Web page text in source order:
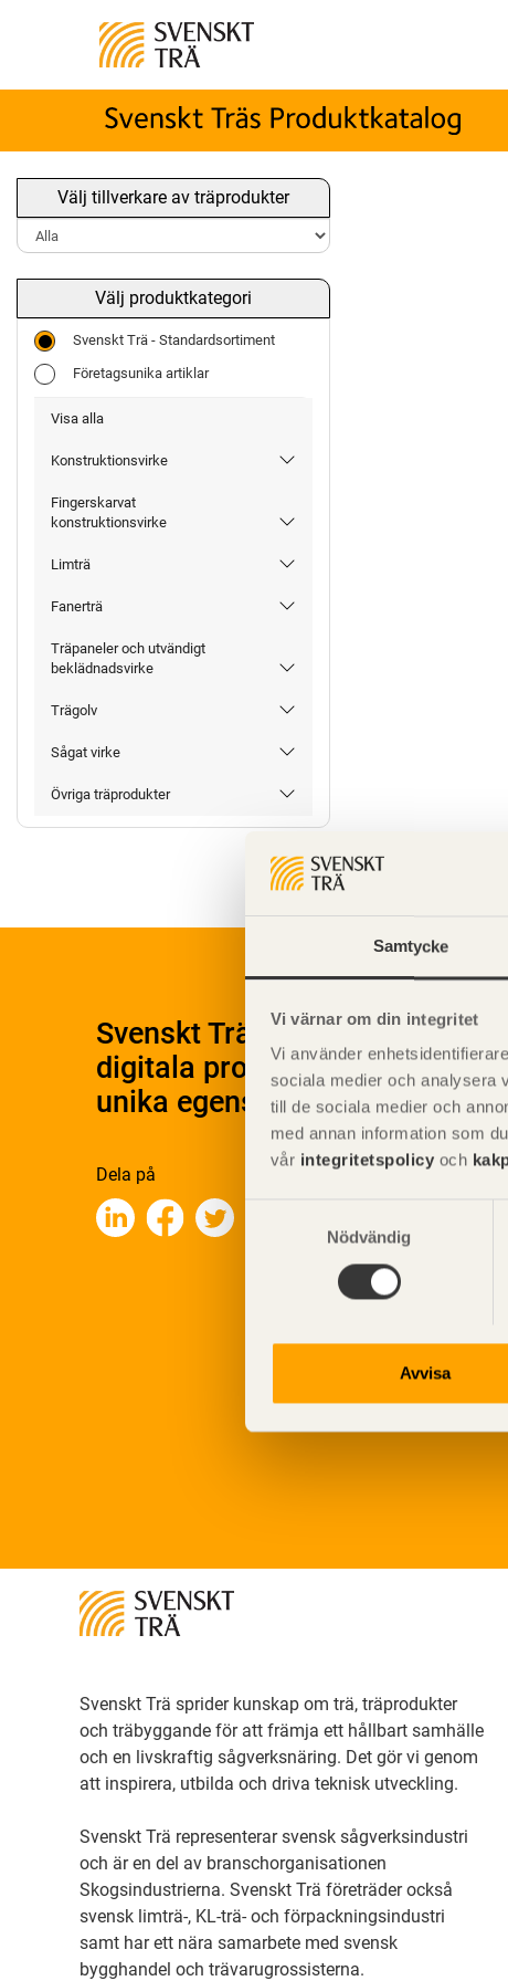
Samtycke
Vi värnar om din integritet
Vi använder
sociala medier och analysera
till de sociala medier och
med annan information som
vår integritetspolicy och
Nödvändig
Avvisa
Välj tillverkare av träprodukter
Välj produktkategori
Svenskt Trä - Standardsortiment
Företagsunika artiklar
Visa alla
Konstruktionsvirke
Fingerskarvat
konstruktionsvirke
Limträ
Fanerträ
Träpaneler och utvändigt
beklädnadsvirke
Trägolv
Sågat virke
Övriga träprodukter
Svenskt Träs Produktkatalog
digitala produktkatalog för att
unika egenskaper.
Dela på
Svenskt Trä sprider kunskap om trä, träprodukter
och träbyggande för att främja ett hållbart samhälle
och en livskraftig sågverksnäring. Det gör vi genom
att inspirera, utbilda och driva teknisk utveckling.
Svenskt Trä representerar svensk sågverksindustri
och är en del av branschorganisationen
Skogsindustrierna. Svenskt Trä företräder också
svensk limträ-, KL-trä- och förpackningsindustri
samt har ett nära samarbete med svensk
bygghandel och trävarugrossisterna.